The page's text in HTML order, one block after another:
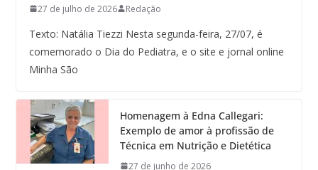
27 de julho de 2026 Redação
Texto: Natália Tiezzi Nesta segunda-feira, 27/07, é
comemorado o Dia do Pediatra, e o site e jornal online
Minha São
Homenagem à Edna Callegari:
Exemplo de amor à profissão de
Técnica em Nutrição e Dietética
27 de junho de 2026